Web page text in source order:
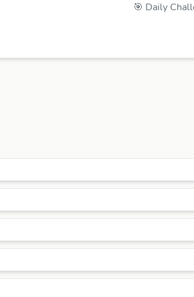
🎯 Daily